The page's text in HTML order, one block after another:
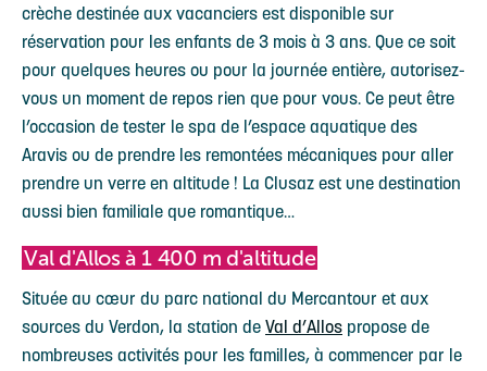
crèche destinée aux vacanciers est disponible sur
réservation pour les enfants de 3 mois à 3 ans. Que ce soit
pour quelques heures ou pour la journée entière, autorisez-
vous un moment de repos rien que pour vous. Ce peut être
l’occasion de tester le spa de l’espace aquatique des
Aravis ou de prendre les remontées mécaniques pour aller
prendre un verre en altitude ! La Clusaz est une destination
aussi bien familiale que romantique…
Val d'Allos à 1 400 m d'altitude
Située au cœur du parc national du Mercantour et aux
sources du Verdon, la station de Val d’Allos propose de
nombreuses activités pour les familles, à commencer par le